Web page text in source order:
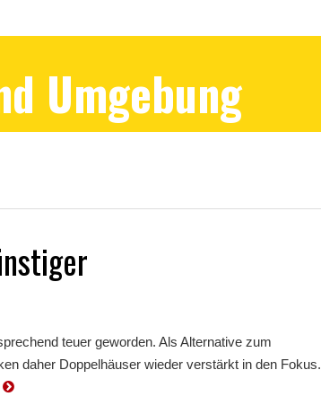
Umgebung
teuer geworden. Als Alternative zum
daher Doppelhäuser wieder verstärkt in den Fokus.